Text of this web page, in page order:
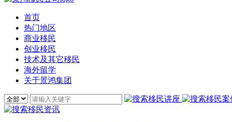
首页
热门地区
商业移民
创业移民
技术及其它移民
海外留学
关于景鸿集团